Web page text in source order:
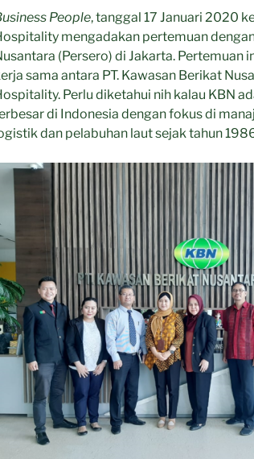
People, tanggal 17 Januari 2020
mengadakan pertemuan
(Persero) di Jakarta. Pertemuan
sama antara PT. Kawasan Berikat
Perlu diketahui nih kalau KBN
di Indonesia dengan fokus di
dan pelabuhan laut sejak tahun